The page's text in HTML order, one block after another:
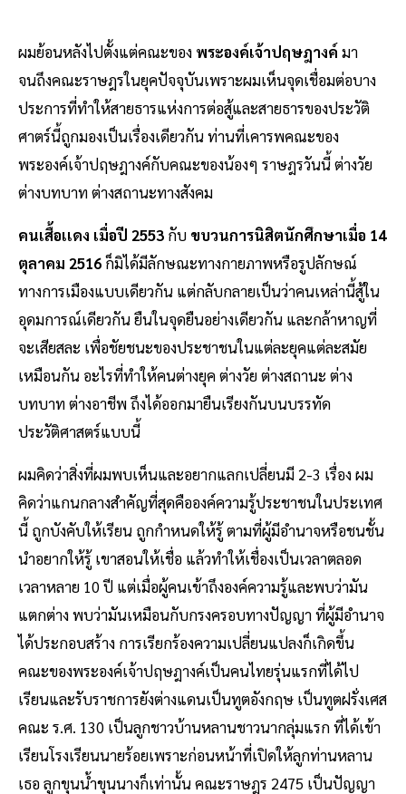
ผมย้อนหลังไปตั้งแต่คณะของ พระองค์เจ้าปฤษฎางค์ มา
จนถึงคณะราษฎรในยุคปัจจุบันเพราะผมเห็นจุดเชื่อมต่อบาง
ประการที่ทำให้สายธารแห่งการต่อสู้และสายธารของประวัติ
ศาตร์นี้ถูกมองเป็นเรื่องเดียวกัน ท่านที่เคารพคณะของ
พระองค์เจ้าปฤษฎางค์กับคณะของน้องๆ ราษฎรวันนี้ ต่างวัย
ต่างบทบาท ต่างสถานะทางสังคม
คนเสื้อเเดง เมื่อปี 2553 กับ ขบวนการนิสิตนักศึกษาเมื่อ 14
ตุลาคม 2516ก็มิได้มีลักษณะทางกายภาพหรือรูปลักษณ์
ทางการเมืองแบบเดียวกัน แต่กลับกลายเป็นว่าคนเหล่านี้สู้ใน
อุดมการณ์เดียวกัน ยืนในจุดยืนอย่างเดียวกัน และกล้าหาญที่
จะเสียสละ เพื่อชัยชนะของประชาชนในแต่ละยุคแต่ละสมัย
เหมือนกัน อะไรที่ทำให้คนต่างยุค ต่างวัย ต่างสถานะ ต่าง
บทบาท ต่างอาชีพ ถึงได้ออกมายืนเรียงกันบนบรรทัด
ประวัติศาสตร์แบบนี้
ผมคิดว่าสิ่งที่ผมพบเห็นและอยากแลกเปลี่ยนมี 2-3 เรื่อง ผม
คิดว่าแกนกลางสำคัญที่สุดคือองค์ความรู้ประชาชนในประเทศ
นี้ ถูกบังคับให้เรียน ถูกกำหนดให้รู้ ตามที่ผู้มีอำนาจหรือชนชั้น
นำอยากให้รู้ เขาสอนให้เชื่อ แล้วทำให้เชื่องเป็นเวลาตลอด
เวลาหลาย 10 ปี แต่เมื่อผู้คนเข้าถึงองค์ความรู้และพบว่ามัน
แตกต่าง พบว่ามันเหมือนกับกรงครอบทางปัญญา ที่ผู้มีอำนาจ
ได้ประกอบสร้าง การเรียกร้องความเปลี่ยนแปลงก็เกิดขึ้น
คณะของพระองค์เจ้าปฤษฎางค์เป็นคนไทยรุ่นแรกที่ได้ไป
เรียนและรับราชการยังต่างแดนเป็นทูตอังกฤษ เป็นทูตฝรั่งเศส
คณะ ร.ศ. 130 เป็นลูกชาวบ้านหลานชาวนากลุ่มแรก ที่ได้เข้า
เรียนโรงเรียนนายร้อยเพราะก่อนหน้าที่เปิดให้ลูกท่านหลาน
เธอ ลูกขุนน้ำขุนนางก็เท่านั้น คณะราษฎร 2475 เป็นปัญญา